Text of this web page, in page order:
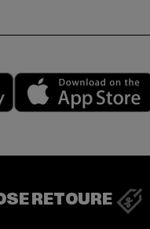
Play market
RETOURE